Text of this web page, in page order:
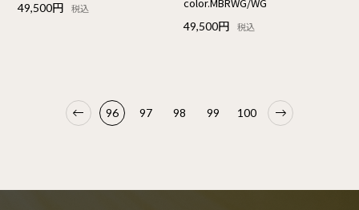
49,500円 税込
49,500円 税込
96 97 98 99 100